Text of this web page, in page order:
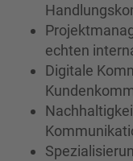
echten
Digitale